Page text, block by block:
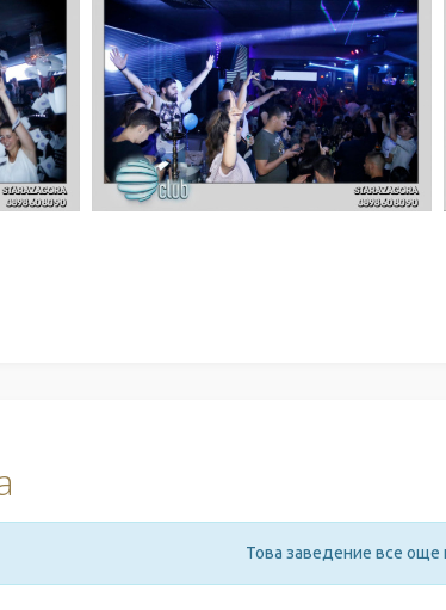
Това заведение все